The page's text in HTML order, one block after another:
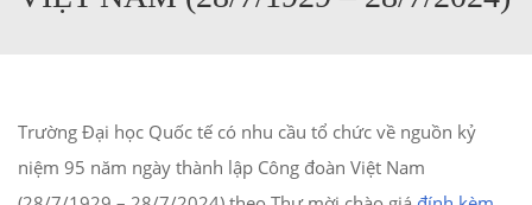
Trường Đại học Quốc tế có nhu cầu tổ chức về nguồn kỷ
niệm 95 năm ngày thành lập Công đoàn Việt Nam